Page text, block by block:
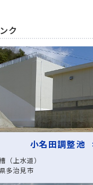
ク
小名田調整池
（上水道）
多治見市